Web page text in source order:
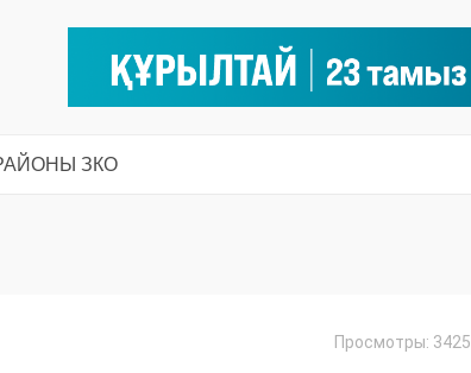
ЗКО
Просмотры: 3425